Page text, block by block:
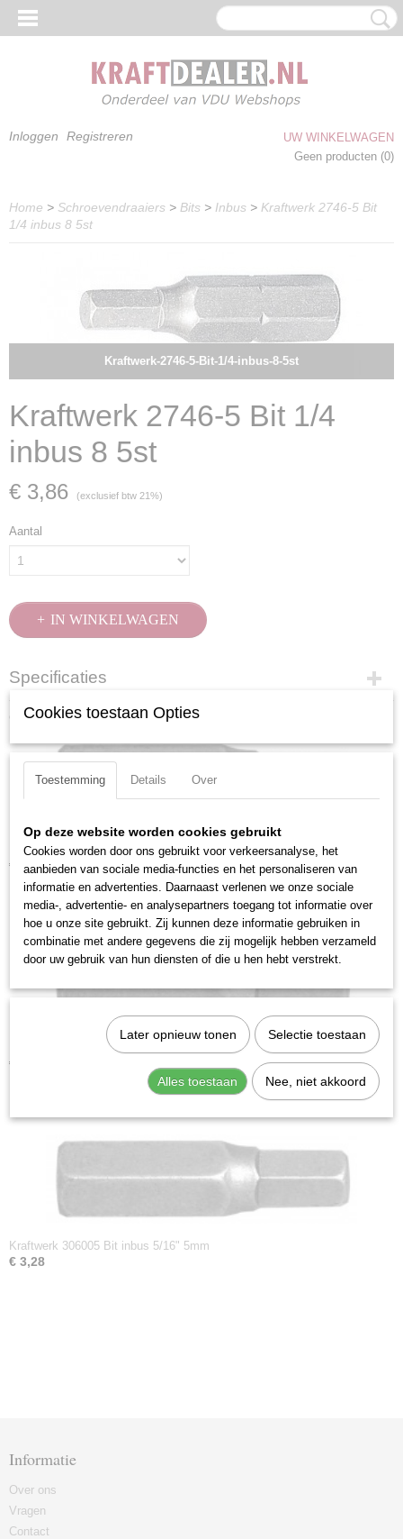
Inloggen Registreren
UW WINKELWAGEN
Geen producten (0)
Home > Schroevendraaiers > Bits > Inbus > Kraftwerk 2746-5 Bit
1/4 inbus 8 5st
Kraftwerk-2746-5-Bit-1/4-inbus-8-5st
Kraftwerk 2746-5 Bit 1/4
inbus 8 5st
€ 3,86 (exclusief btw 21%)
Aantal
IN WINKELWAGEN
Specificaties
Productcode
EAN code
Productcode leverancier
Ook interessant
Kraftwerk 306012 Bit inbus 5/16" 12mm
€ 4,28
Kraftwerk 306006 Bit inbus 5/16" 6mm
€ 3,28
Kraftwerk 306005 Bit inbus 5/16" 5mm
€ 3,28
Informatie
Over ons
Vragen
Contact
Cookies toestaan Opties
Toestemming Details Over
Op deze website worden cookies gebruikt
Cookies worden door ons gebruikt voor verkeersanalyse, het
aanbieden van sociale media-functies en het personaliseren van
informatie en advertenties. Daarnaast verlenen we onze sociale
media-, advertentie- en analysepartners toegang tot informatie over
hoe u onze site gebruikt. Zij kunnen deze informatie gebruiken in
combinatie met andere gegevens die zij mogelijk hebben verzameld
door uw gebruik van hun diensten of die u hen hebt verstrekt.
Later opnieuw tonen Selectie toestaan
Alles toestaan Nee, niet akkoord